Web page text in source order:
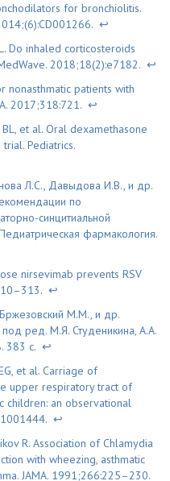
for bronchiolitis.
↩
Do inhaled corticosteroids
2018;18(2):e7182. ↩
nonasthmatic patients with
2017;318:721. ↩
et al. Oral dexamethasone
Pediatrics.
Л.С., Давыдова И.В., и др.
по
синцитиальной
фармакология.
nirsevimab prevents RSV
↩
М.М., и др.
ред. М.Я. Студеникина, А.А.
383 с. ↩
et al. Carriage of
upper respiratory tract of
children: an observational
↩
R. Association of Chlamydia
with wheezing, asthmatic
JAMA. 1991;266:225–230.